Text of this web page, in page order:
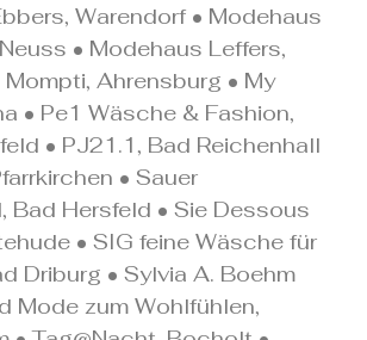
Warendorf • Modehaus
• Modehaus Leffers,
Ahrensburg • My
• Pe1 Wäsche & Fashion,
• PJ21.1, Bad Reichenhall
• Sauer
Bad Hersfeld • Sie Dessous
• SIG feine Wäsche für
Driburg • Sylvia A. Boehm
Mode zum Wohlfühlen,